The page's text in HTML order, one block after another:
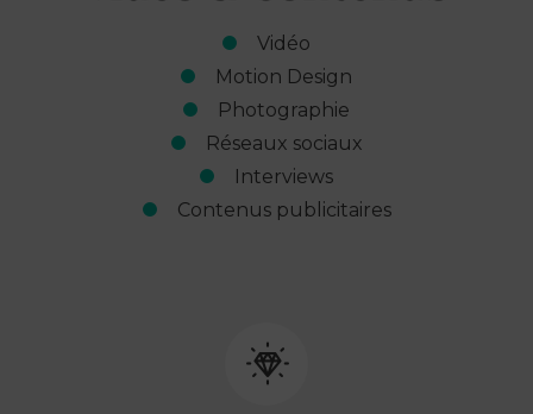
Vidéo
Motion Design
Photographie
Réseaux sociaux
Interviews
Contenus publicitaires